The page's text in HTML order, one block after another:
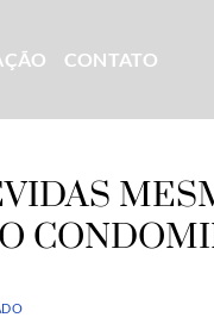
CONTATO